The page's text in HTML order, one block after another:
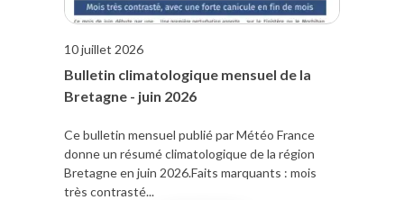
10 juillet 2026
Bulletin climatologique mensuel de la
Bretagne - juin 2026
Ce bulletin mensuel publié par Météo France
donne un résumé climatologique de la région
Bretagne en juin 2026.Faits marquants : mois
très contrasté...